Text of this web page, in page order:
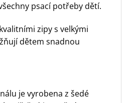
psací potřeby dětí.
zipy s velkými
dětem snadnou
je vyrobena z šedé